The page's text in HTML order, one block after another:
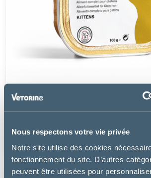
Nous respectons votre vie privée
Notre site utilise des cookies
fonctionnement du site. D’autres
peuvent être utilisées pour